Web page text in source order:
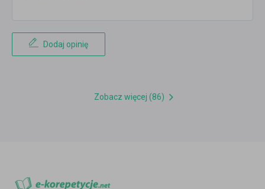
Dodaj opinię
Zobacz więcej (86)